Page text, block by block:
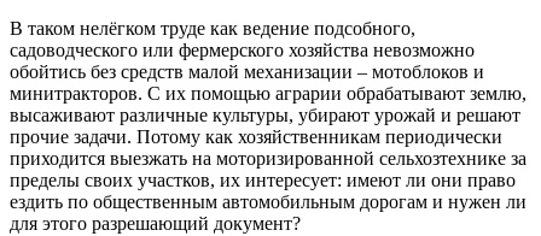
В таком нелёгком труде как ведение подсобного,
садоводческого или фермерского хозяйства невозможно
обойтись без средств малой механизации – мотоблоков и
минитракторов. С их помощью аграрии обрабатывают землю,
высаживают различные культуры, убирают урожай и решают
прочие задачи. Потому как хозяйственникам периодически
приходится выезжать на моторизированной сельхозтехнике за
пределы своих участков, их интересует: имеют ли они право
ездить по общественным автомобильным дорогам и нужен ли
для этого разрешающий документ?